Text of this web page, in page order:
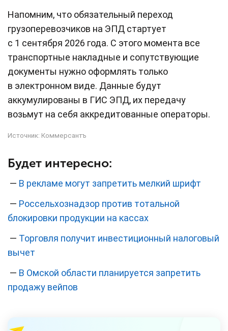
Напомним, что обязательный переход
грузоперевозчиков на ЭПД стартует
с 1 сентября 2026 года. С этого момента все
транспортные накладные и сопутствующие
документы нужно оформлять только
в электронном виде. Данные будут
аккумулированы в ГИС ЭПД, их передачу
возьмут на себя аккредитованные операторы.
Источник: Коммерсантъ
Будет интересно:
— В рекламе могут запретить мелкий шрифт
— Россельхознадзор против тотальной
блокировки продукции на кассах
— Торговля получит инвестиционный налоговый
вычет
— В Омской области планируется запретить
продажу вейпов